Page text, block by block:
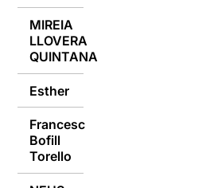
MIREIA
LLOVERA
QUINTANA
Esther
Francesc
Bofill
Torello